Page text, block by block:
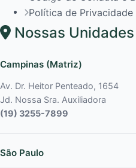
Política de
Nossas Unidades
Campinas (Matriz)
Av. Dr. Heitor Penteado, 1654
Jd. Nossa Sra. Auxiliadora
(19) 3255-7899
São Paulo